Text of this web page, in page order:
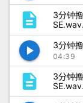
description
3分钟
play_arrow 3分钟
04:39
description
3分钟